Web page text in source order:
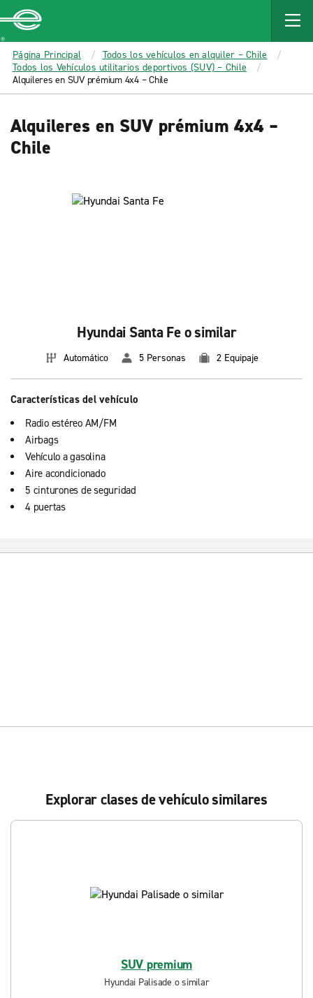
MAIN
CONTENT
Enterprise
Página Principal
Todos los vehículos en alquiler – Chile
Todos los Vehículos utilitarios deportivos (SUV) – Chile
Alquileres en SUV prémium 4x4 – Chile
Alquileres en SUV prémium 4x4 –
Chile
Hyundai Santa Fe o similar
Automático 5 Personas 2 Equipaje
Características del vehículo
Radio estéreo AM/FM
Airbags
Vehículo a gasolina
Aire acondicionado
5 cinturones de seguridad
4 puertas
Explorar clases de vehículo similares
SUV premium
Hyundai Palisade o similar